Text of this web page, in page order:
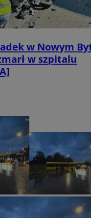
w Nowym
w szpitalu